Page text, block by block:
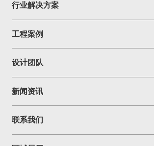
行业解决方案
工程案例
设计团队
新闻资讯
联系我们